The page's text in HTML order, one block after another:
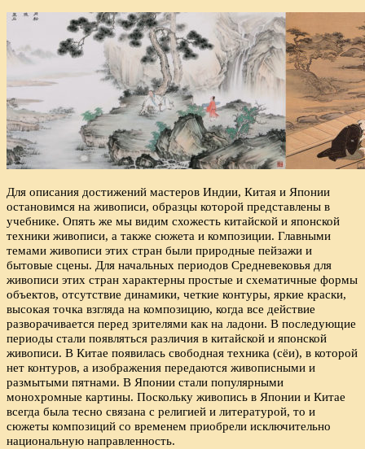
Для описания достижений мастеров Индии, Китая и Японии
остановимся на живописи, образцы которой представлены в
учебнике. Опять же мы видим схожесть китайской и японской
техники живописи, а также сюжета и композиции. Главными
темами живописи этих стран были природные пейзажи и
бытовые сцены. Для начальных периодов Средневековья для
живописи этих стран характерны простые и схематичные формы
объектов, отсутствие динамики, четкие контуры, яркие краски,
высокая точка взгляда на композицию, когда все действие
разворачивается перед зрителями как на ладони. В последующие
периоды стали появляться различия в китайской и японской
живописи. В Китае появилась свободная техника (сёи), в которой
нет контуров, а изображения передаются живописными и
размытыми пятнами. В Японии стали популярными
монохромные картины. Поскольку живопись в Японии и Китае
всегда была тесно связана с религией и литературой, то и
сюжеты композиций со временем приобрели исключительно
национальную направленность.